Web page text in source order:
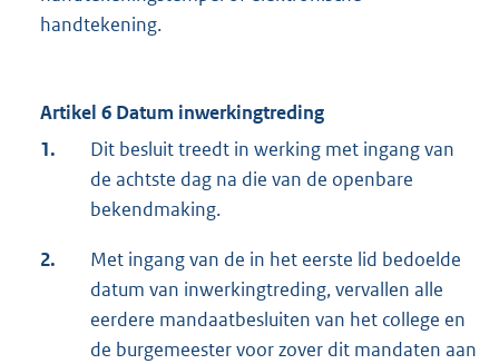
handtekening.
Artikel 6 Datum inwerkingtreding
1.
Dit besluit treedt in werking met ingang van
de achtste dag na die van de openbare
bekendmaking.
2.
Met ingang van de in het eerste lid bedoelde
datum van inwerkingtreding, vervallen alle
eerdere mandaatbesluiten van het college en
de burgemeester voor zover dit mandaten aan